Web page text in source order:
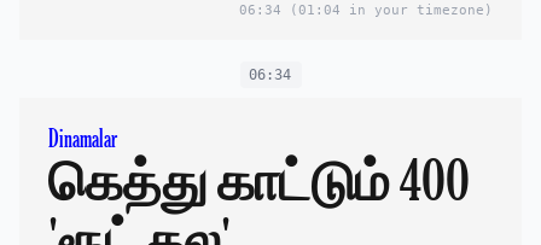
06:34 (01:04 in your timezone)
06:34
Dinamalar
கெத்து காட்டும் 400